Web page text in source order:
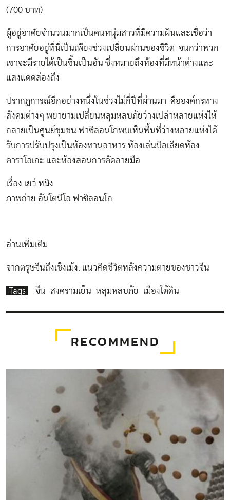
(700 บาท)
ผู้อยู่อาศัยจำนวนมากเป็นคนหนุ่มสาวที่มีความฝันและเชื่อว่า
การอาศัยอยู่ที่นี่เป็นเพียงช่วงเปลี่ยนผ่านของชีวิต จนกว่าพวก
เขาจะมีรายได้เป็นชิ้นเป็นอัน ซึ่งหมายถึงห้องที่มีหน้าต่างและ
แสงแดดส่องถึง
ปรากฏการณ์อีกอย่างหนึ่งในช่วงไม่กี่ปีที่ผ่านมา คือองค์กรทาง
สังคมต่างๆ พยายามเปลี่ยนหลุมหลบภัยว่างเปล่าหลายแห่งให้
กลายเป็นศูนย์ชุมชน ฟาซิลอนโกพบเห็นพื้นที่ว่างหลายแห่งได้
รับการปรับปรุงเป็นห้องทานอาหาร ห้องเล่นบิลเลียดห้อง
คาราโอเกะ และห้องสอนการคัดลายมือ
เรื่อง เยว่ หมิง
ภาพถ่าย อันโตนิโอ ฟาซิลอนโก
อ่านเพิ่มเติม
จากตรุษจีนถึงเช็งเม้ง: แนวคิดชีวิตหลังความตายของชาวจีน
Tags จีน สงครามเย็น หลุมหลบภัย เมืองใต้ดิน
RECOMMEND